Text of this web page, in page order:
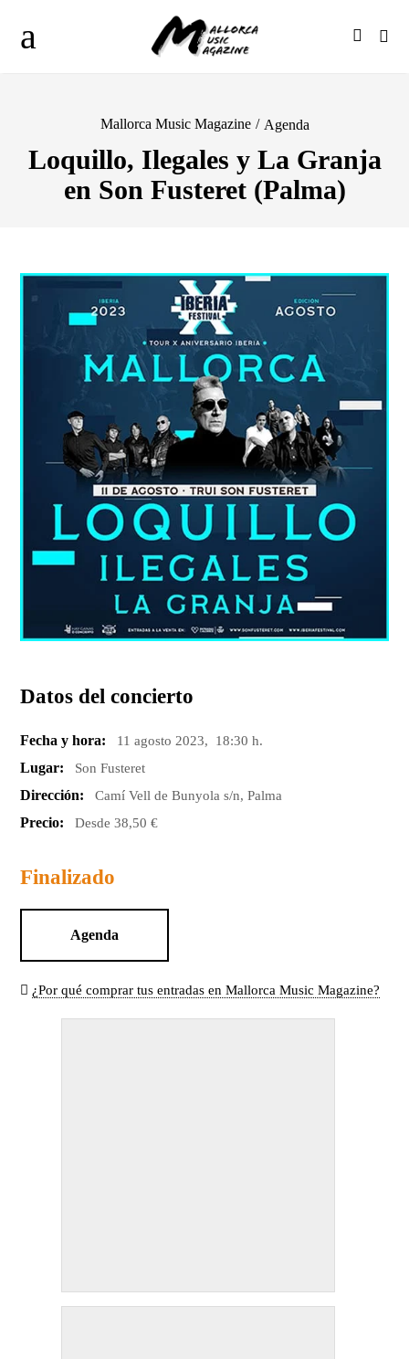
Mallorca Music Magazine / Agenda
Loquillo, Ilegales y La Granja
en Son Fusteret (Palma)
Datos del concierto
Fecha y hora: 11 agosto 2023, 18:30 h.
Lugar: Son Fusteret
Dirección: Camí Vell de Bunyola s/n, Palma
Precio: Desde 38,50 €
Finalizado
Agenda
¿Por qué comprar tus entradas en Mallorca Music Magazine?